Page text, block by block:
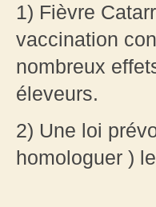
1) Fièvre
vaccination
nombreux
éleveurs.
2) Une loi
homologuer )